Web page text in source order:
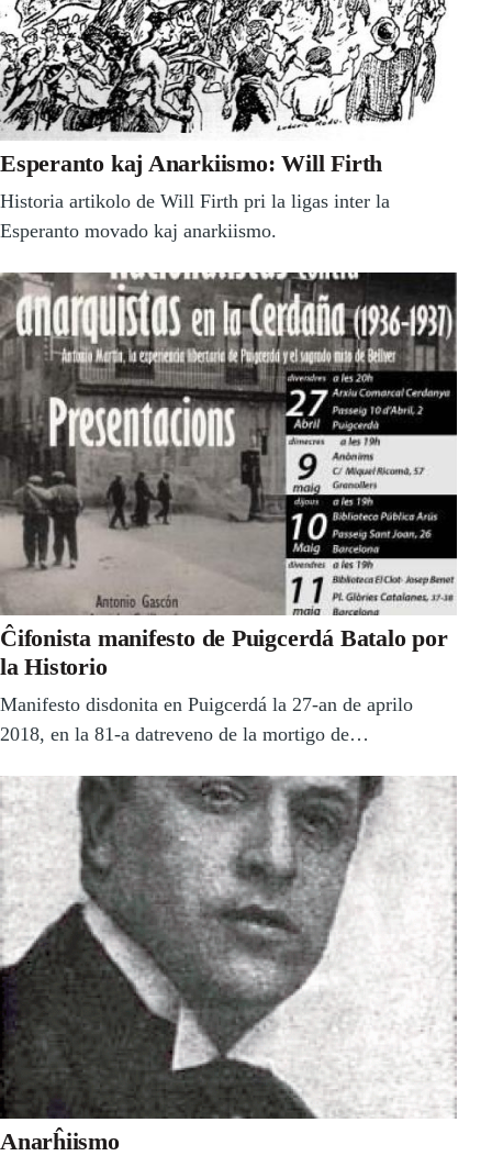
Esperanto kaj Anarkiismo: Will Firth
Historia artikolo de Will Firth pri la ligas inter la
Esperanto movado kaj anarkiismo.
Ĉifonista manifesto de Puigcerdá Batalo por
la Historio
Manifesto disdonita en Puigcerdá la 27-an de aprilo
2018, en la 81-a datreveno de la mortigo de…
Anarĥiismo